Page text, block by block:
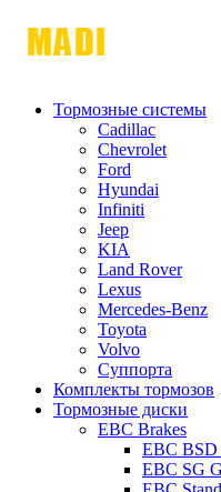
Тормозные системы
Cadillac
Chevrolet
Ford
Hyundai
Infiniti
Jeep
KIA
Land Rover
Lexus
Mercedes-Benz
Toyota
Volvo
Суппорта
Комплекты тормозов
Тормозные диски
EBC Brakes
EBC BSD
EBC SG